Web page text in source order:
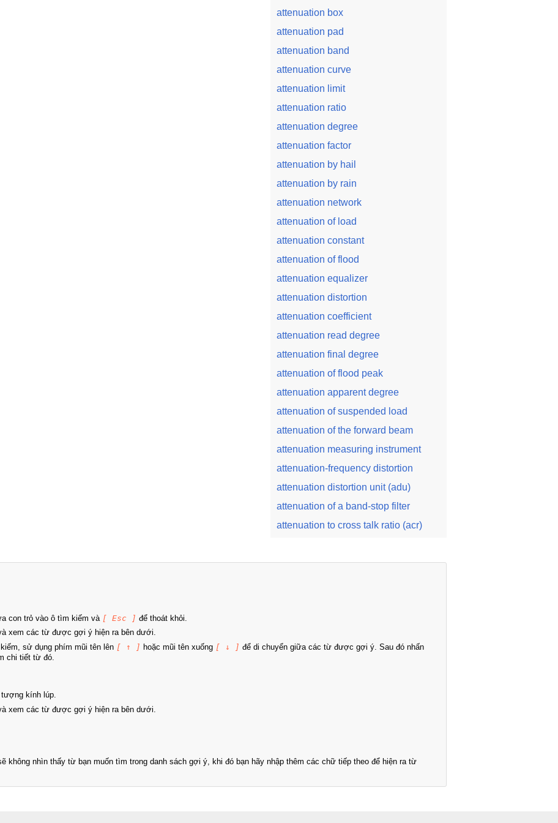
attenuation box
attenuation pad
attenuation band
attenuation curve
attenuation limit
attenuation ratio
attenuation degree
attenuation factor
attenuation by hail
attenuation by rain
attenuation network
attenuation of load
attenuation constant
attenuation of flood
attenuation equalizer
attenuation distortion
attenuation coefficient
attenuation read degree
attenuation final degree
attenuation of flood peak
attenuation apparent degree
attenuation of suspended load
attenuation of the forward beam
attenuation measuring instrument
attenuation-frequency distortion
attenuation distortion unit (adu)
attenuation of a band-stop filter
attenuation to cross talk ratio (acr)
con trỏ vào ô tìm kiếm và [ Esc ] để thoát khỏi.
xem các từ được gợi ý hiện ra bên dưới.
sử dụng phím mũi tên lên [ ↑ ] hoặc mũi tên xuống [ ↓ ] để di chuyển giữa các từ được gợi ý. Sau đó nhấn
chi tiết từ đó.
tượng kính lúp.
xem các từ được gợi ý hiện ra bên dưới.
không nhìn thấy từ bạn muốn tìm trong danh sách gợi ý, khi đó bạn hãy nhập thêm các chữ tiếp theo để hiện ra từ